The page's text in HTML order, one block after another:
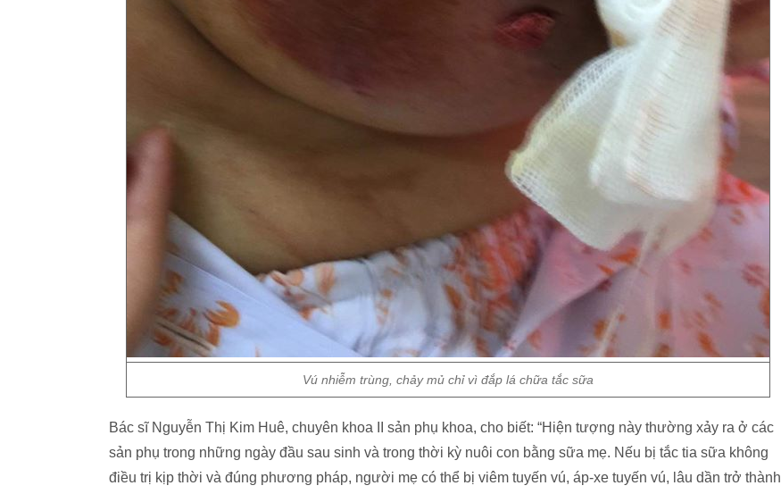
Vú nhiễm trùng, chảy mủ chỉ vì đắp lá chữa tắc sữa
Bác sĩ Nguyễn Thị Kim Huê, chuyên khoa II sản phụ khoa, cho biết: “Hiện tượng này thường xảy ra ở các
sản phụ trong những ngày đầu sau sinh và trong thời kỳ nuôi con bằng sữa mẹ. Nếu bị tắc tia sữa không
điều trị kịp thời và đúng phương pháp, người mẹ có thể bị viêm tuyến vú, áp-xe tuyến vú, lâu dần trở thành